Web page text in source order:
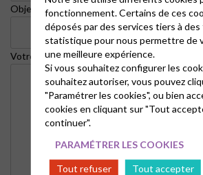
Objet
Votre message (facultatif)
fonctionnement. Certains de ces
déposés par des services tiers à des
statistique pour nous permettre de
une meilleure expérience.
Si vous souhaitez configurer les
souhaitez autoriser, vous pouvez
"Paramétrer les cookies", ou bien
cookies en cliquant sur "Tout
continuer".
PARAMÉTRER LES COOKIES
Tout refuser
Tout accepter